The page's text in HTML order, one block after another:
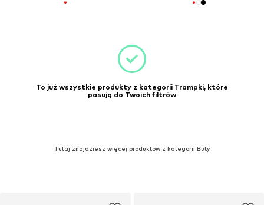
To już wszystkie produkty z kategorii Trampki, które
pasują do Twoich filtrów
Tutaj znajdziesz więcej produktów z kategorii Buty